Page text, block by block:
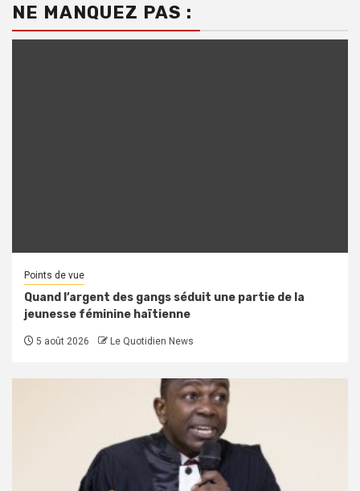
NE MANQUEZ PAS :
Points de vue
Quand l’argent des gangs séduit une partie de la
jeunesse féminine haïtienne
5 août 2026 Le Quotidien News